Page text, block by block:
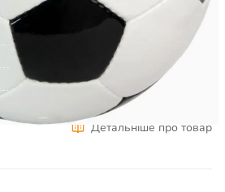
М'ячі футбольні
Футбол
RE:FLEX
Детальніше про товар